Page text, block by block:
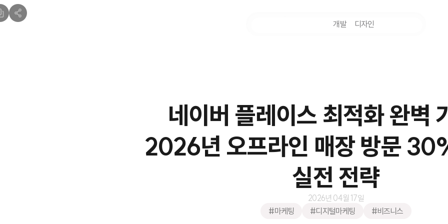
개발 디자인
네이버 플레이스 최적화 완벽
2026년 오프라인 매장 방문
실전 전략
2026년 04월 17일
#마케팅
#디지털마케팅 #비즈니스